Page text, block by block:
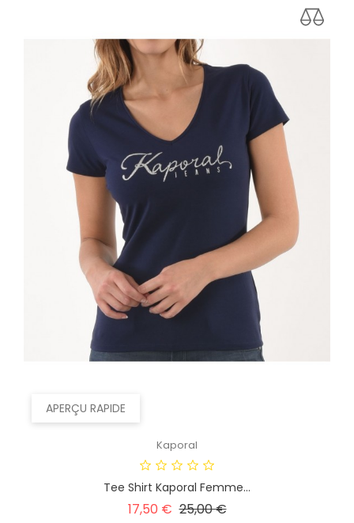
APERÇU RAPIDE
Kaporal
Tee Shirt Kaporal Femme...
17,50 € Prix
25,00 €Prix